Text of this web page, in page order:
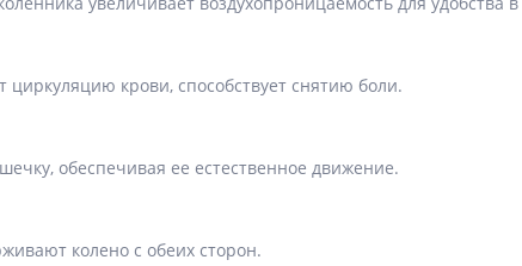
крови, способствует снятию боли.
обеспечивая ее естественное движение.
колено с обеих сторон.